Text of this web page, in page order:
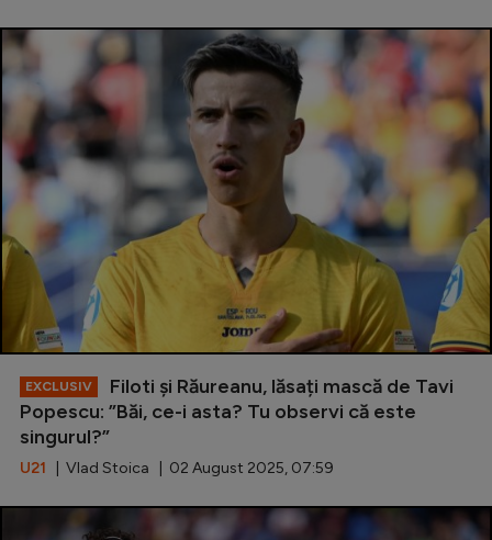
EXCLUSIV
Filoti și Răureanu, lăsați mască de Tavi
Popescu: ”Băi, ce-i asta? Tu observi că este
singurul?”
U21 | Vlad Stoica | 02 August 2025, 07:59